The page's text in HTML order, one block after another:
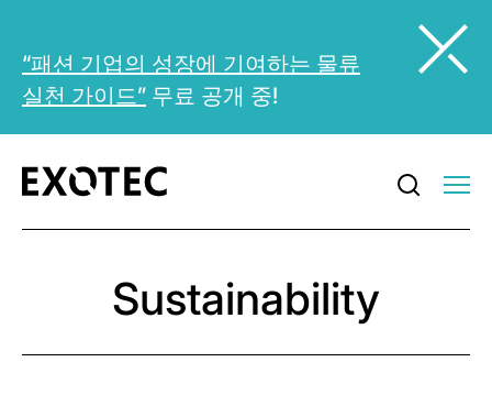
“패션 기업의 성장에 기여하는 물류
실천 가이드” 무료 공개 중!
Sustainability